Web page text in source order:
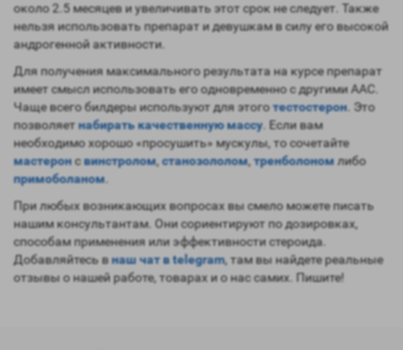
около 2.5 месяцев и увеличивать этот срок не следует. Также
нельзя использовать препарат и девушкам в силу его высокой
андрогенной активности.
Для получения максимального результата на курсе препарат
имеет смысл использовать его одновременно с другими ААС.
Чаще всего билдеры используют для этоготестостерон. Это
позволяет набирать качественную массу. Если вам
необходимо хорошо «просушить» мускулы, то сочетайте
мастеронсвинстролом,станозололом, тренболономлибо
примоболаном
При любых возникающих вопросах вы смело можете писать
нашим консультантам. Они сориентируют по дозировках,
способам применения или эффективности стероида.
Добавляйтесь внаш чат в telegram, там вы найдете реальные
отзывы о нашей работе, товарах и о нас самих. Пишите!